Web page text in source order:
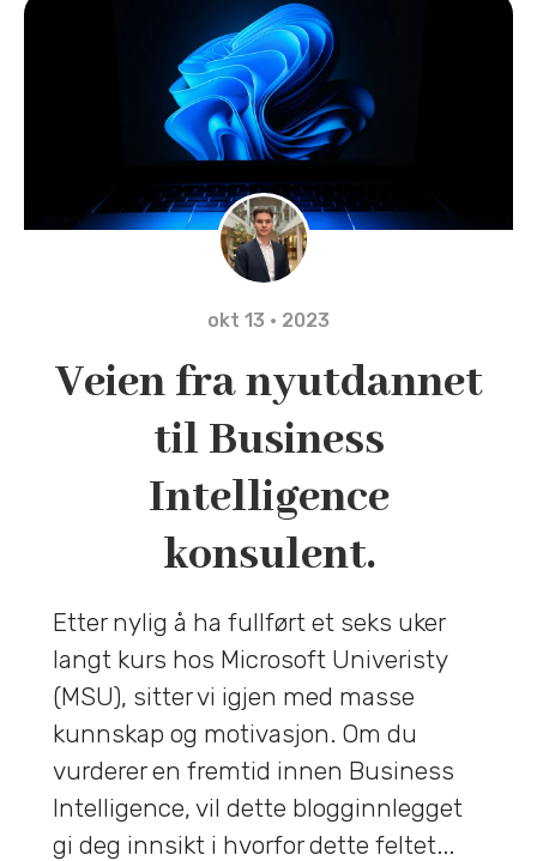
okt 13 · 2023
Veien fra nyutdannet
til Business
Intelligence
konsulent.
Etter nylig å ha fullført et seks uker
langt kurs hos Microsoft Univeristy
(MSU), sitter vi igjen med masse
kunnskap og motivasjon. Om du
vurderer en fremtid innen Business
Intelligence, vil dette blogginnlegget
gi deg innsikt i hvorfor dette feltet...